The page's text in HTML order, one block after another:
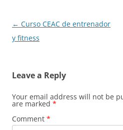
Post
navigation
← Curso CEAC de entrenador
y fitness
Leave a Reply
Your email address will not be
are marked *
Comment *